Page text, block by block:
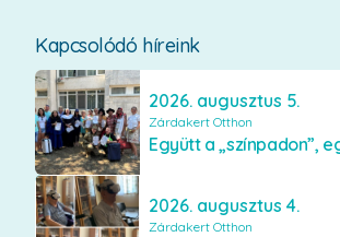
Kapcsolódó híreink
2026. augusztus 5.
Zárdakert Otthon
2026. augusztus 4.
Zárdakert Otthon